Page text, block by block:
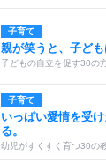
子育て
親が笑うと、子ども
子どもの自立を促す30の
子育て
いっぱい愛情を受
る。
幼児がすくすく育つ30の